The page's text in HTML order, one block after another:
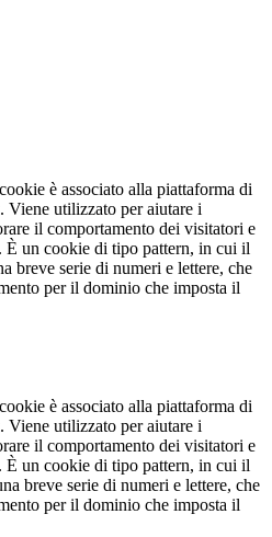
è associato alla piattaforma di
Viene utilizzato per aiutare i
il comportamento dei visitatori e
È un cookie di tipo pattern, in cui il
breve serie di numeri e lettere, che
per il dominio che imposta il
è associato alla piattaforma di
Viene utilizzato per aiutare i
il comportamento dei visitatori e
È un cookie di tipo pattern, in cui il
breve serie di numeri e lettere, che
per il dominio che imposta il